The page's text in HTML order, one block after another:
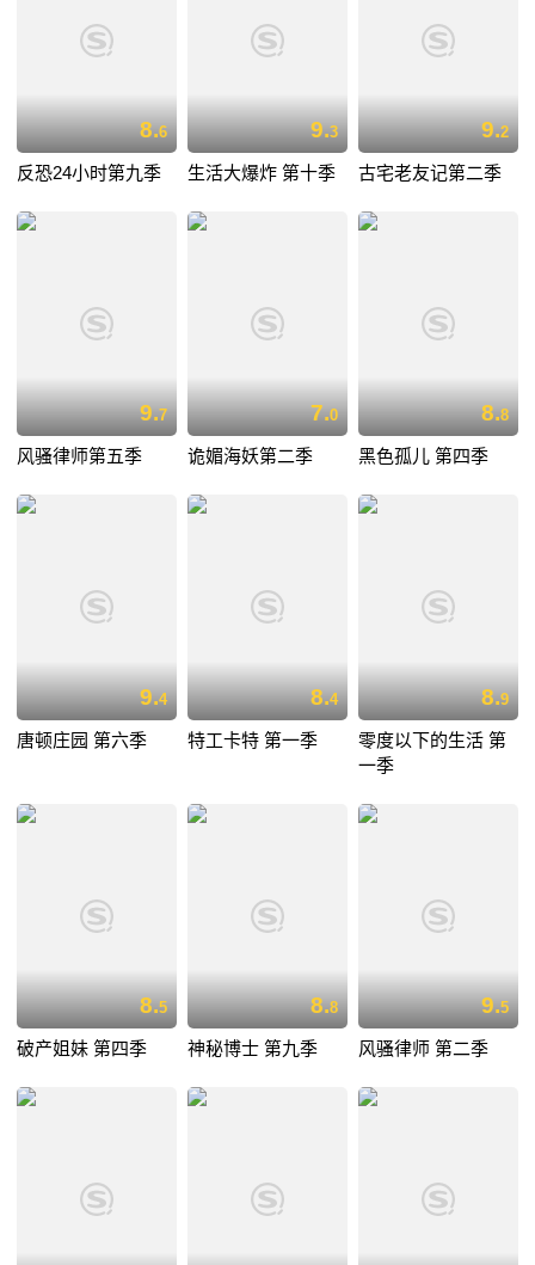
8.6
反恐24小时第九季
9.3
生活大爆炸 第十季
9.2
古宅老友记第二季
9.7
风骚律师第五季
7.0
诡媚海妖第二季
8.8
黑色孤儿 第四季
9.4
唐顿庄园 第六季
8.4
特工卡特 第一季
8.9
零度以下的生活 第
一季
8.5
破产姐妹 第四季
8.8
神秘博士 第九季
9.5
风骚律师 第二季